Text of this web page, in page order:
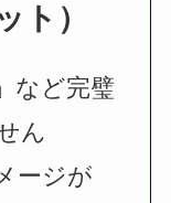
ト）
など完璧
ん
ージが